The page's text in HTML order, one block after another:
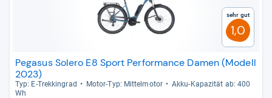
Sehr gut
1,0
Pegasus Solero E8 Sport Performance Damen (Modell
2023)
Typ: E-​Trek­kin­grad Motor-​Typ: Mit­tel­mo­tor
Akku-​Kapa­zi­tät ab: 400
Wh